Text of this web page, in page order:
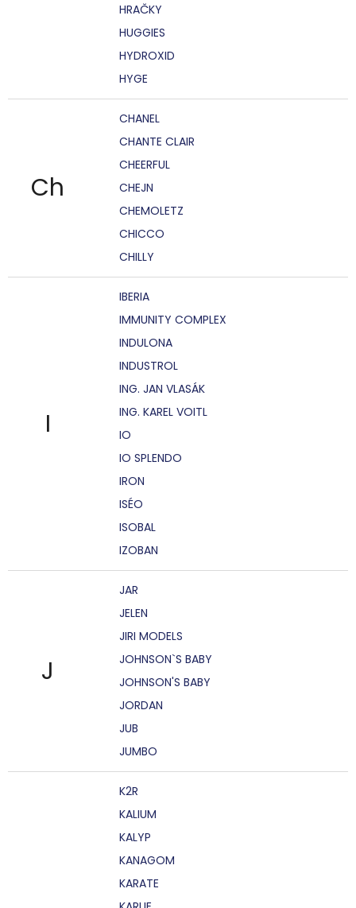
HRAČKY
HUGGIES
HYDROXID
HYGE
Ch
CHANEL
CHANTE CLAIR
CHEERFUL
CHEJN
CHEMOLETZ
CHICCO
CHILLY
I
IBERIA
IMMUNITY COMPLEX
INDULONA
INDUSTROL
ING. JAN VLASÁK
ING. KAREL VOITL
IO
IO SPLENDO
IRON
ISÉO
ISOBAL
IZOBAN
J
JAR
JELEN
JIRI MODELS
JOHNSON`S BABY
JOHNSON'S BABY
JORDAN
JUB
JUMBO
K2R
KALIUM
KALYP
KANAGOM
KARATE